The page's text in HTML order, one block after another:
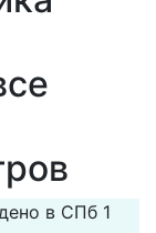
в СПб 1